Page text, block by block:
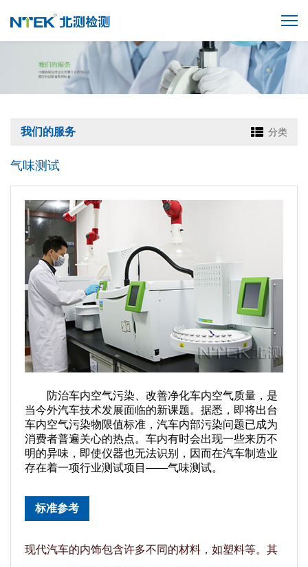
我们的服务 分类
气味测试
防治车内空气污染、改善净化车内空气质量，是
当今外汽车技术发展面临的新课题。据悉，即将出台
车内空气污染物限值标准，汽车内部污染问题已成为
消费者普遍关心的热点。车内有时会出现一些来历不
明的异味，即使仪器也无法识别，因而在汽车制造业
存在着一项行业测试项目――气味测试。
标准参考
现代汽车的内饰包含许多不同的材料，如塑料等。其